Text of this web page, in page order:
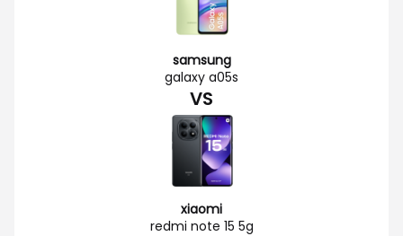
samsung
galaxy a05s
VS
xiaomi
redmi note 15 5g